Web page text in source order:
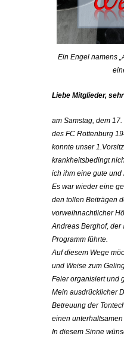
Ein Engel namens
Liebe Mitglieder,
am Samstag, dem
des FC Rottenburg
konnte unser
krankheitsbedingt
ich ihm eine gute und
Es war wieder eine
den tollen Beiträgen
vorweihnachtlicher
Andreas Berghof, der
Programm führte.
Auf diesem Wege
und Weise zum
Feier organisiert und
Mein ausdrücklicher
Betreuung der
einen
In diesem Sinne